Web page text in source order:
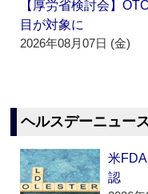
【厚労省検討会】
目が対象に
2026年08月07日 (金)
ヘルスデーニュー
米
認